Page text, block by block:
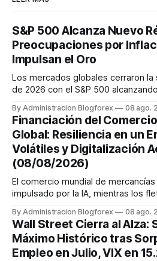
S&P 500 Alcanza Nuevo
Preocupaciones por
Impulsan el Oro
Los mercados globales cerraron
de 2026 con el S&P 500
renta fija vio una caída en los
EE. UU. tras un informe de empleo
mantuvo al ...
By Administracion Blogforex 08 ago.
Financiación del
Global: Resiliencia en un
Volátiles y Digitalización
(08/08/2026)
El comercio mundial de
impulsado por la IA, mientras los
disrupciones geopolíticas y
comercio, que depende en un
y el mercado...
By Administracion Blogforex 08 ago.
Wall Street Cierra al Alza:
Máximo Histórico tras
Empleo en Julio, VIX en